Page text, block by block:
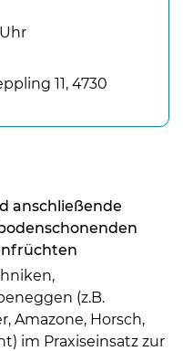
11, 4730
anschließende
(z.B.
Amazone, Horsch,
im Praxiseinsatz zur